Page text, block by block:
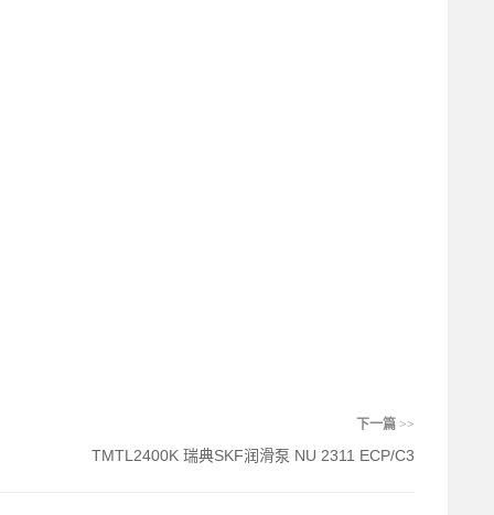
下一篇 >>
TMTL2400K 瑞典SKF润滑泵 NU 2311 ECP/C3